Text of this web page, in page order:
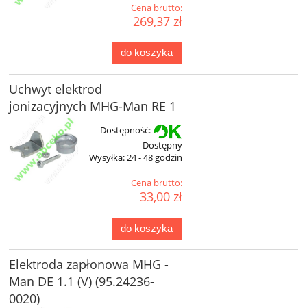
Cena brutto:
269,37 zł
do koszyka
Uchwyt elektrod
jonizacyjnych MHG-Man RE 1
Dostępność:
Dostępny
Wysyłka: 24 - 48 godzin
Cena brutto:
33,00 zł
do koszyka
Elektroda zapłonowa MHG -
Man DE 1.1 (V) (95.24236-
0020)